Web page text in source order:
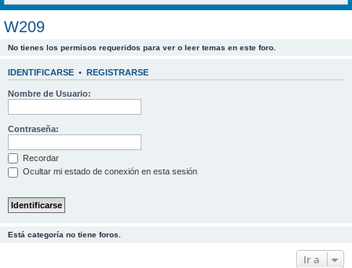
W209
No tienes los permisos requeridos para ver o leer temas en este foro.
IDENTIFICARSE • REGISTRARSE
Nombre de Usuario:
Contraseña:
Recordar
Ocultar mi estado de conexión en esta sesión
Está categoría no tiene foros.
Ir a